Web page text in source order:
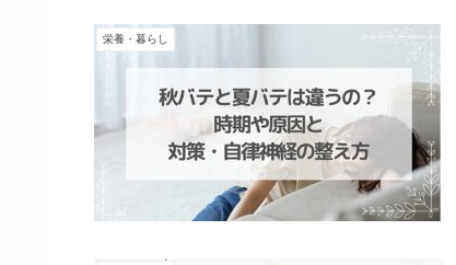
栄養・暮らし